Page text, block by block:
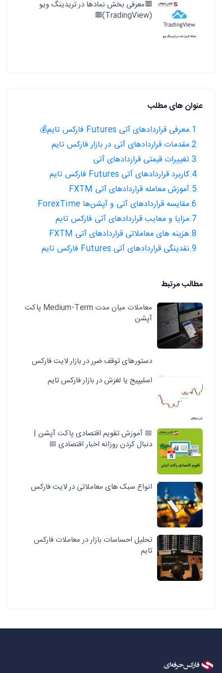
🟥معرفی بخش نمادها در تریدینگ ویو
(TradingView)🟥
عنوان های مطلب
1.معرفی قراردادهای آتی Futures فارکس تایم💰
2.مقدمات قراردادهای آتی در بازار فارکس تایم
3.تغییرات قیمتی قراردادهای آتی
4.کاربرد قراردادهای آتی Futures فارکس تایم
5.آموزش معامله‌ قراردادهای آتی FXTM
6.مقایسه قراردادهای آتی و آپشن‌ها ForexTime
7.مزایا و معایب قراردادهای آتی فارکس تایم
8.هزینه های معاملاتی قراردادهای آتی FXTM
9.نقدینگی قراردادهای آتی Futures فارکس تایم
مطالب مرتبط
معاملات میان مدت Medium-Term پاکت
آپشن
دستورهای توقف ضرر در بازار لایت فارکس
اسلیپیج یا لغزش در بازار فارکس تایم
📅 آموزش تقویم اقتصادی پاکت آپشن |
دنبال کردن روزانه اخبار اقتصادی 📅
انواع سبک‌ های معاملاتی در لایت فارکس
تحلیل احساسات بازار در معاملات فارکس
تایم